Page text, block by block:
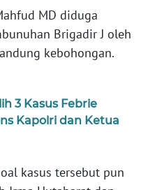
MD diduga
Brigadir J oleh
kebohongan.
3 Kasus Febrie
Kapolri dan Ketua
kasus tersebut pun